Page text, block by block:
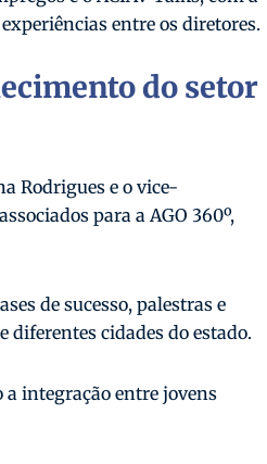
entre os diretores.
do setor
Rodrigues e o vice-
para a AGO 360º,
de sucesso, palestras e
diferentes cidades do estado.
a integração entre jovens